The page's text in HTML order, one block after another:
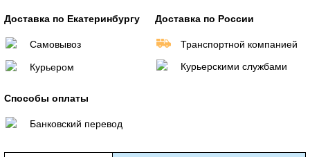
Доставка по Екатеринбургу
Самовывоз
Курьером
Доставка по России
Транспортной компанией
Курьерскими службами
Способы оплаты
Банковский перевод